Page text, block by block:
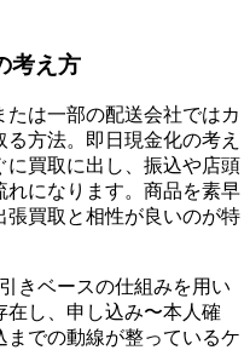
考え方
は一部の配送会社ではカ
方法。即日現金化の考え
買取に出し、振込や店頭
れになります。商品を素早
張買取と相性が良いのが特
きベースの仕組みを用い
在し、申し込み〜本人確
での動線が整っているケ